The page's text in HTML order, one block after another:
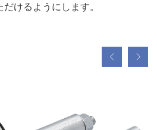
けるようにします。